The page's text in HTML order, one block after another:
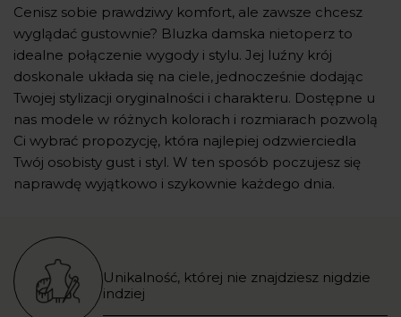
Cenisz sobie prawdziwy komfort, ale zawsze chcesz
wyglądać gustownie? Bluzka damska nietoperz to
idealne połączenie wygody i stylu. Jej luźny krój
doskonale układa się na ciele, jednocześnie dodając
Twojej stylizacji oryginalności i charakteru. Dostępne u
nas modele w różnych kolorach i rozmiarach pozwolą
Ci wybrać propozycję, która najlepiej odzwierciedla
Twój osobisty gust i styl. W ten sposób poczujesz się
naprawdę wyjątkowo i szykownie każdego dnia.
Unikalność, której nie znajdziesz nigdzie
indziej